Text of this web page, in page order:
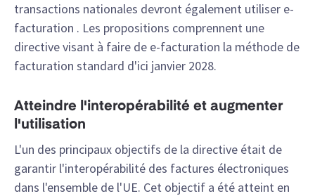
transactions nationales devront également utiliser e-
facturation . Les propositions comprennent une
directive visant à faire de e-facturation la méthode de
facturation standard d'ici janvier 2028.
Atteindre l'interopérabilité et augmenter
l'utilisation
L'un des principaux objectifs de la directive était de
garantir l'interopérabilité des factures électroniques
dans l'ensemble de l'UE. Cet objectif a été atteint en